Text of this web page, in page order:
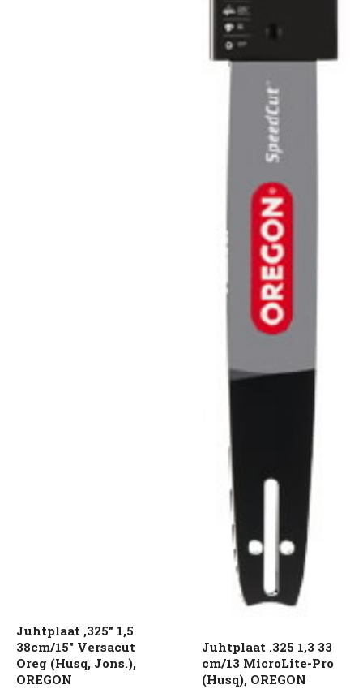
Juhtplaat ,325″ 1,5
38cm/15″ Versacut
Oreg (Husq, Jons.),
OREGON
Juhtplaat .325 1,3 33
cm/13 MicroLite-Pro
(Husq), OREGON